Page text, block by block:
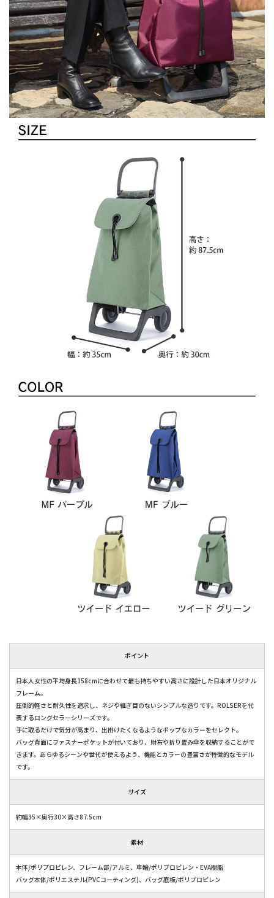
ポイント
日本人女性の平均身長158cmに合わせて最も持ちやすい高さに設計した日本オリジナル
フレーム。
圧倒的軽さと耐久性を追求し、ネジや継ぎ目のないシンプルな造りです。ROLSERを代
表するロングセラーシリーズです。
手に取るだけで気分が高まり、出掛けたくなるようなポップなカラーをセレクト。
バッグ背面にファスナーポケットが付いており、財布や折り畳み傘を収納することがで
きます。あらゆるシーンや世代が使えるよう、機能とカラーの豊富さが特徴的なモデル
です。
サイズ
約幅35×奥行30×高さ87.5cm
素材
本体/ポリプロピレン、フレーム部/アルミ、車輪/ポリプロピレン・EVA樹脂
バッグ本体/ポリエステル(PVCコーティング)、バッグ底板/ポリプロピレン